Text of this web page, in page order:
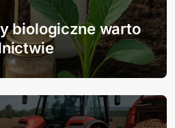
biologiczne warto